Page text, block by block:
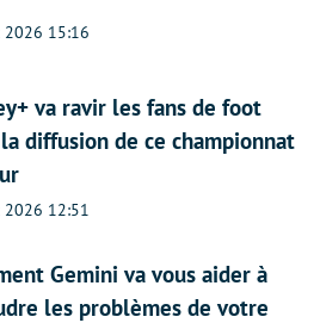
15:16
va ravir les fans de foot
diffusion de ce championnat
12:51
Gemini va vous aider à
les problèmes de votre